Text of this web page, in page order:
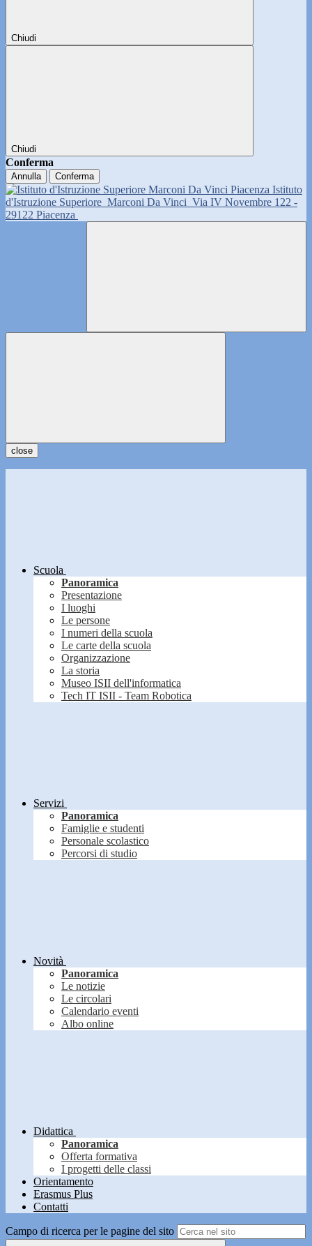
Chiudi
Chiudi
Conferma
Annulla Conferma
Istituto
d'Istruzione Superiore Marconi Da Vinci Via IV Novembre 122 -
29122 Piacenza
close
Scuola
Panoramica
Presentazione
I luoghi
Le persone
I numeri della scuola
Le carte della scuola
Organizzazione
La storia
Museo ISII dell'informatica
Tech IT ISII - Team Robotica
Servizi
Panoramica
Famiglie e studenti
Personale scolastico
Percorsi di studio
Novità
Panoramica
Le notizie
Le circolari
Calendario eventi
Albo online
Didattica
Panoramica
Offerta formativa
I progetti delle classi
Orientamento
Erasmus Plus
Contatti
Campo di ricerca per le pagine del sito